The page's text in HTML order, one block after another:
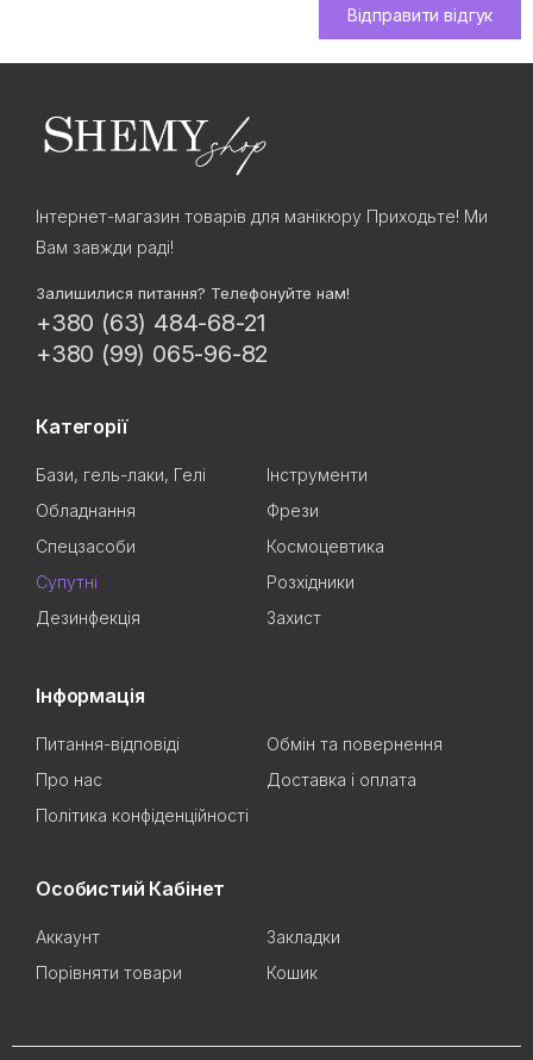
Відправити відгук
Інтернет-магазин товарів для манікюру Приходьте! Ми
Вам завжди раді!
Залишилися питання? Телефонуйте нам!
+380 (63) 484-68-21
+380 (99) 065-96-82
Категорії
Бази, гель-лаки, Гелі
Інструменти
Обладнання
Фрези
Спецзасоби
Космоцевтика
Супутні
Розхідники
Дезинфекція
Захист
Інформація
Питання-відповіді
Обмін та повернення
Про нас
Доставка і оплата
Політика конфіденційності
Особистий Кабінет
Аккаунт
Закладки
Порівняти товари
Кошик